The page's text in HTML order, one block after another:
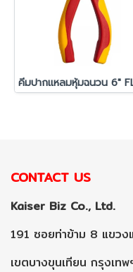
CONTACT US
Kaiser Biz Co., Ltd.
191 ซอยท่าข้าม 8 แขวง
เขตบางขุนเทียน กรุงเท